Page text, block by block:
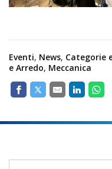
Eventi, News, Categorie
e Arredo, Meccanica